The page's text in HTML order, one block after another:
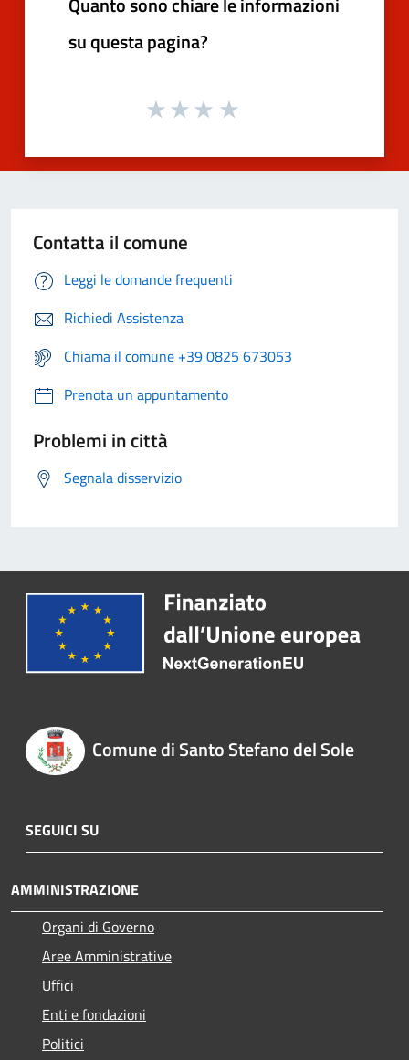
su questa pagina?
Contatta il comune
Leggi le domande frequenti
Richiedi Assistenza
Chiama il comune +39 0825 673053
Prenota un appuntamento
Problemi in città
Segnala disservizio
Comune di Santo Stefano del Sole
SEGUICI SU
AMMINISTRAZIONE
Organi di Governo
Aree Amministrative
Uffici
Enti e fondazioni
Politici